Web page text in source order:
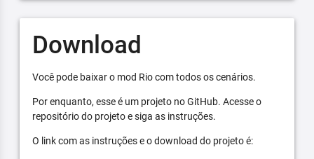
Download
Você pode baixar o mod Rio com todos os cenários.
Por enquanto, esse é um projeto no GitHub. Acesse o
repositório do projeto e siga as instruções.
O link com as instruções e o download do projeto é: